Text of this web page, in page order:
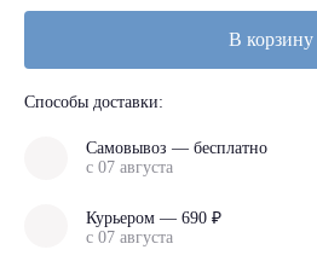
В корзину
Способы доставки:
Самовывоз — бесплатно
с 07 августа
Курьером — 690 ₽
с 07 августа